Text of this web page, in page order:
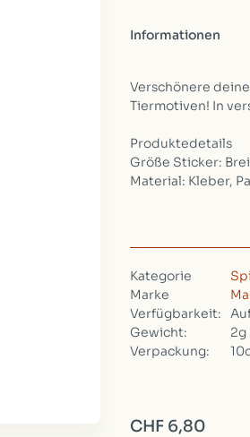
Informationen
Verschönere
Tiermotiven! In
Produktedetails
Größe Sticker:
Material: Kleber,
Kategorie
Marke
Verfügbarkeit:
Gewicht:
2g
Verpackung:
CHF 6,80